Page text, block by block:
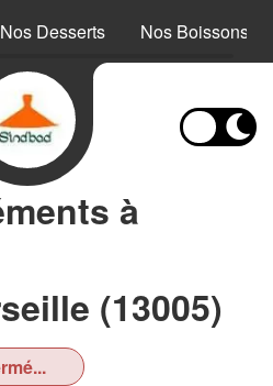
Nos Desserts Nos Boissons
à
(13005)